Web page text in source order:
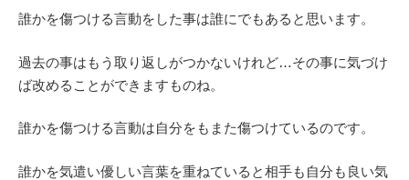
誰かを傷つける言動をした事は誰にでもあると思います。
過去の事はもう取り返しがつかないけれど…その事に気づけ
ば改めることができますものね。
誰かを傷つける言動は自分をもまた傷つけているのです。
誰かを気遣い優しい言葉を重ねていると相手も自分も良い気